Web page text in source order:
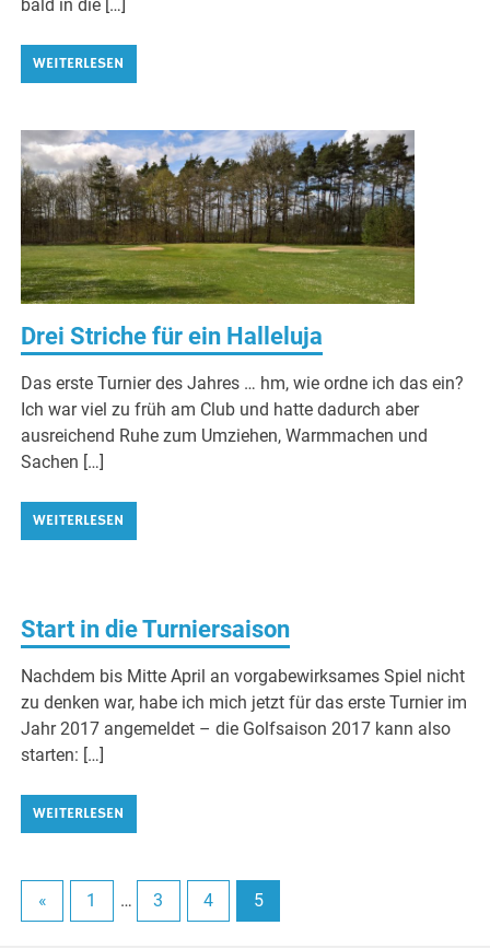
bald in die […]
WEITERLESEN
Drei Striche für ein Halleluja
Das erste Turnier des Jahres … hm, wie ordne ich das ein?
Ich war viel zu früh am Club und hatte dadurch aber
ausreichend Ruhe zum Umziehen, Warmmachen und
Sachen […]
WEITERLESEN
Start in die Turniersaison
Nachdem bis Mitte April an vorgabewirksames Spiel nicht
zu denken war, habe ich mich jetzt für das erste Turnier im
Jahr 2017 angemeldet – die Golfsaison 2017 kann also
starten: […]
WEITERLESEN
« 1 … 3 4 5